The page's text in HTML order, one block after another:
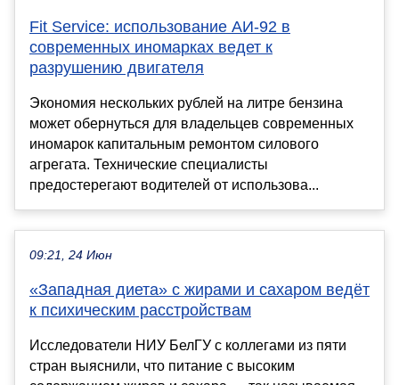
Fit Service: использование АИ-92 в
современных иномарках ведет к
разрушению двигателя
Экономия нескольких рублей на литре бензина
может обернуться для владельцев современных
иномарок капитальным ремонтом силового
агрегата. Технические специалисты
предостерегают водителей от использова...
09:21, 24 Июн
«Западная диета» с жирами и сахаром ведёт
к психическим расстройствам
Исследователи НИУ БелГУ с коллегами из пяти
стран выяснили, что питание с высоким